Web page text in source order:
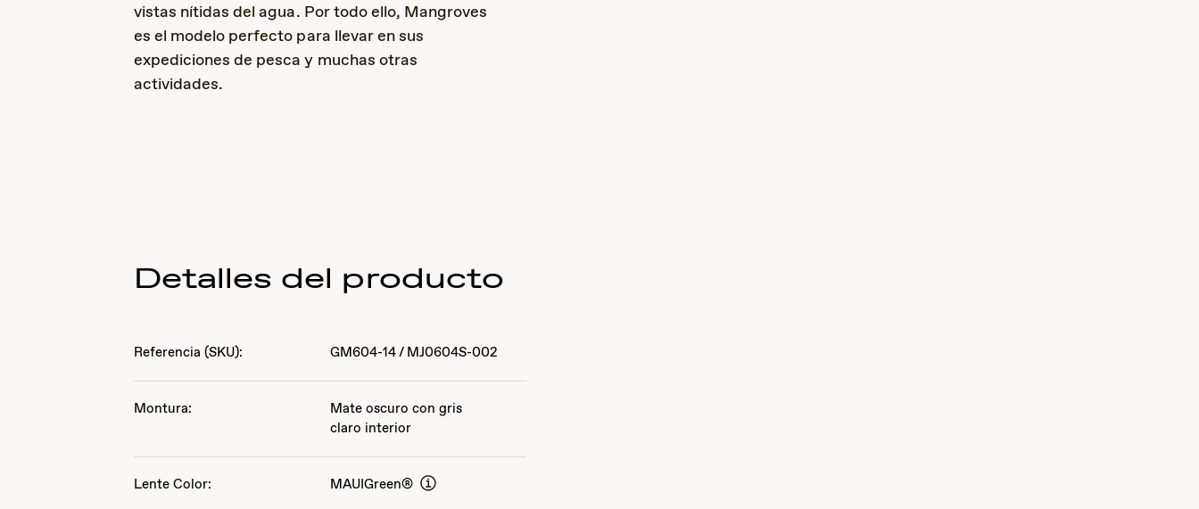
vistas nítidas del agua. Por todo ello, Mangroves
es el modelo perfecto para llevar en sus
expediciones de pesca y muchas otras
actividades.
Detalles del producto
Referencia (SKU): GM604-14/ MJ0604S-002
Montura:
Mate oscuro con gris
claro interior
Lente Color: MAUIGreen®